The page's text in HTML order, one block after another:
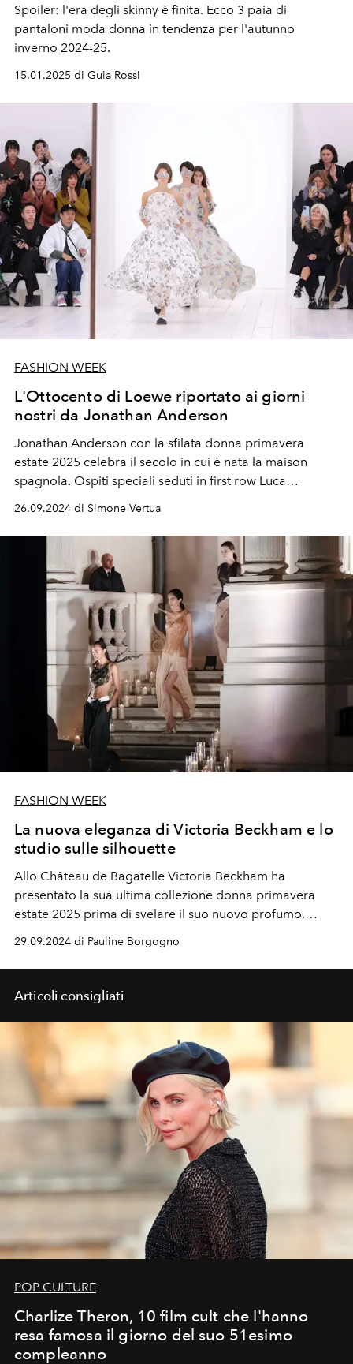
Spoiler: l'era degli skinny è finita. Ecco 3 paia di
pantaloni moda donna in tendenza per l'autunno
inverno 2024-25.
15.01.2025 di Guia Rossi
FASHION WEEK
L'Ottocento di Loewe riportato ai giorni
nostri da Jonathan Anderson
Jonathan Anderson con la sfilata donna primavera
estate 2025 celebra il secolo in cui è nata la maison
spagnola. Ospiti speciali seduti in first row Luca
Guadagnino, Jenna Ortega, Jeff Goldblum, Drew
ed Emrata con figlio.
26.09.2024 di Simone Vertua
FASHION WEEK
La nuova eleganza di Victoria Beckham e lo
studio sulle silhouette
Allo Château de Bagatelle Victoria Beckham ha
presentato la sua ultima collezione donna primavera
estate 2025 prima di svelare il suo nuovo profumo,
21:50 Reverie.
29.09.2024 di Pauline Borgogno
Articoli consigliati
POP CULTURE
Charlize Theron, 10 film cult che l'hanno
resa famosa il giorno del suo 51esimo
compleanno